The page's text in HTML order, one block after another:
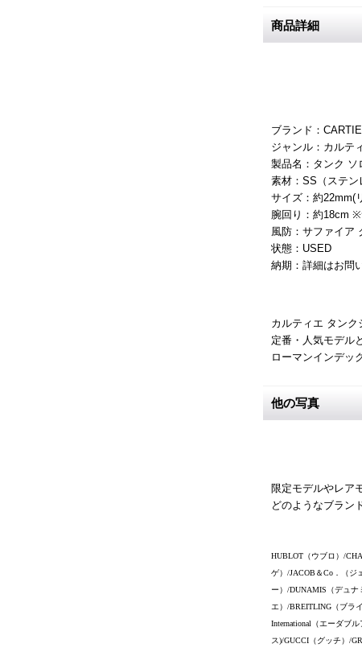
商品詳細
ブランド：
ジャンル：カルテ
製品名：タンク ソ
素材：SS（ステン
サイズ：約22mm(
腕回り：約18cm
風防：サファイア
状態：USED
納期：詳細はお問
カルティエ タン
定番・人気モデル
ローマンインデッ
他の写真
限定モデルやレア
どのようなブラン
HUBLOT（ウブロ）/
ゲ）/JACOB＆Co．（ジ
ー）/DUNAMIS（デュナ
エ）/BREITLING（ブラ
International（エーダブ
ス)/GUCCI（グッチ）/